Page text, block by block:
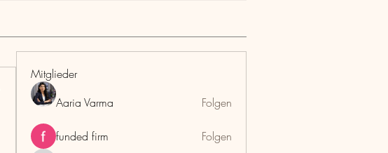
Mitglieder
Aaria Varma
Folgen
funded firm Folgen